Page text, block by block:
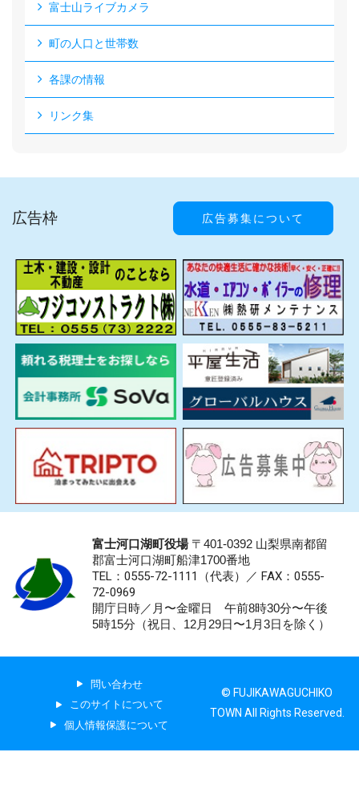
富士山ライブカメラ
町の人口と世帯数
各課の情報
リンク集
広告枠 広告募集について
富士河口湖町役場〒401-0392 山梨県南都留
郡富士河口湖町船津1700番地
TEL：0555-72-1111 （代表）／ FAX：0555-
72-0969
開庁日時／月〜金曜日 午前8時30分〜午後
5時15分（祝日、12月29日〜1月3日を除く）
問い合わせ
このサイトについて
個人情報保護について
© FUJIKAWAGUCHIKO
TOWN All Rights Reserved.